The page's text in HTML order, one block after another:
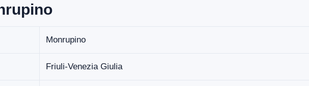
Monrupino
Friuli-Venezia Giulia